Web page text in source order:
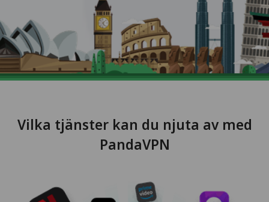
Vilka tjänster kan du njuta av med
PandaVPN